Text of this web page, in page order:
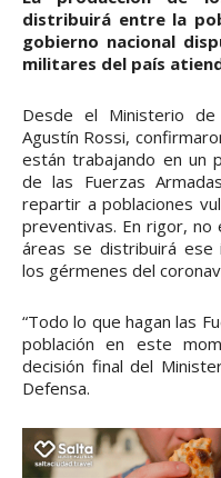
distribuirá entre la
gobierno nacional
militares del país
Desde el Ministerio de
Agustín Rossi,
están trabajando en un
de las Fuerzas
repartir a poblaciones
preventivas. En rigor, no
áreas se distribuirá ese
los gérmenes del
“Todo lo que hagan las
población en este
decisión final del
Defensa.